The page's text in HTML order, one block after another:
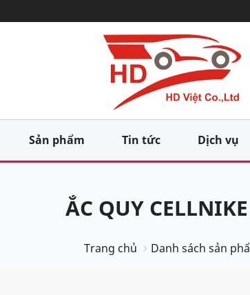
Sản phẩm Tin tức Dịch vụ
ẮC QUY
Trang chủ Danh sách sản